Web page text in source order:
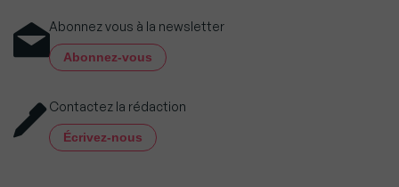
Abonnez vous à la newsletter
Abonnez-vous
Contactez la rédaction
Écrivez-nous